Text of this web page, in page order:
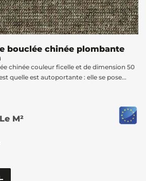
bouclée chinée plombante
chinée couleur ficelle et de dimension 50
quelle est autoportante : elle se pose...
Le M²